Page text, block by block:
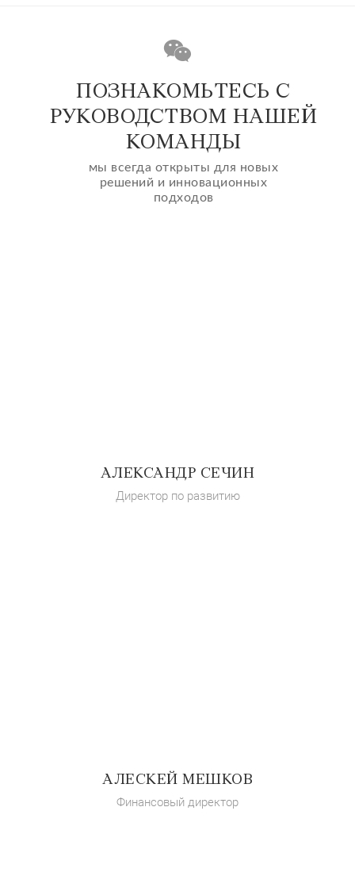
ПОЗНАКОМЬТЕСЬ С
РУКОВОДСТВОМ НАШЕЙ
КОМАНДЫ
мы всегда открыты для новых
решений и инновационных
подходов
АЛЕКСАНДР СЕЧИН
Директор по развитию
АЛЕСКЕЙ МЕШКОВ
Финансовый директор